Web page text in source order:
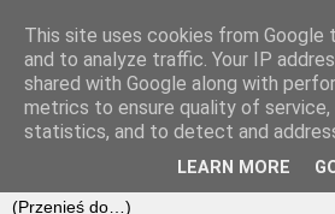
This site uses cookies from Google
and to analyze traffic. Your IP
shared with Google along with
metrics to ensure quality of service,
statistics, and to detect and
LEARN MORE